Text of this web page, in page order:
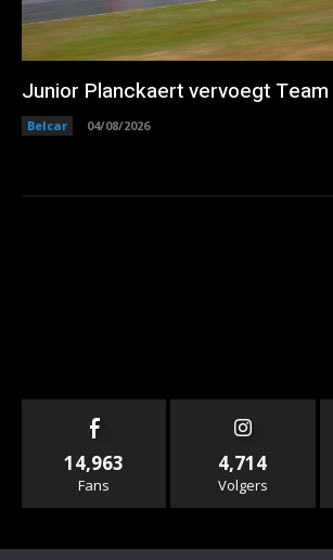
Junior Planckaert vervoegt Team
Belcar 04/08/2026
14,963
Fans
4,714
Volgers